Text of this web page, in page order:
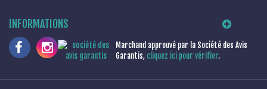
INFORMATIONS
Marchand approuvé par la Société des Avis
Garantis, cliquez ici pour vérifier.